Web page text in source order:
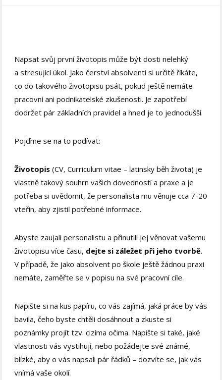
Napsat svůj první životopis může být dosti nelehký
a stresující úkol. Jako čerství absolventi si určitě říkáte,
co do takového životopisu psát, pokud ještě nemáte
pracovní ani podnikatelské zkušenosti. Je zapotřebí
dodržet pár základních pravidel a hned je to jednodušší.
Pojďme se na to podívat:
Životopis(CV, Curriculum vitae – latinsky běh života) je
vlastně takový souhrn vašich dovedností a praxe a je
potřeba si uvědomit, že personalista mu věnuje cca 7-20
vteřin, aby zjistil potřebné informace.
Abyste zaujali personalistu a přinutili jej věnovat vašemu
životopisu více času, dejte si záležet při jeho tvorbě.
V případě, že jako absolvent po škole ještě žádnou praxi
nemáte, zaměřte se v popisu na své pracovní cíle.
Napište si na kus papíru, co vás zajímá, jaká práce by vás
bavila, čeho byste chtěli dosáhnout a zkuste si
poznámky projít tzv. cizíma očima. Napište si také, jaké
vlastnosti vás vystihují, nebo požádejte své známé,
blízké, aby o vás napsali pár řádků – dozvíte se, jak vás
vnímá vaše okolí.